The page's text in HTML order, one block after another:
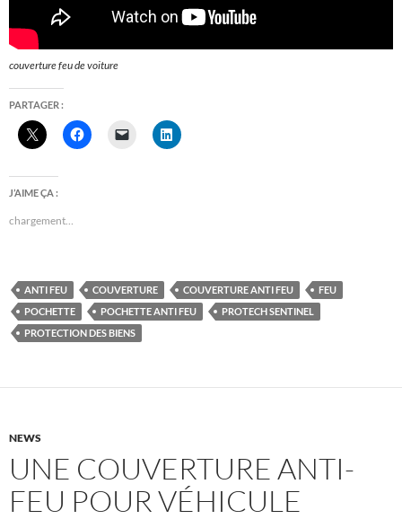
couverture feu de voiture
PARTAGER :
J’AIME ÇA :
chargement…
ANTI FEU COUVERTURE COUVERTURE ANTI FEU
FEU
POCHETTE
POCHETTE ANTI FEU
PROTECH SENTINEL
PROTECTION DES BIENS
NEWS
UNE COUVERTURE ANTI-
FEU POUR VÉHICULE